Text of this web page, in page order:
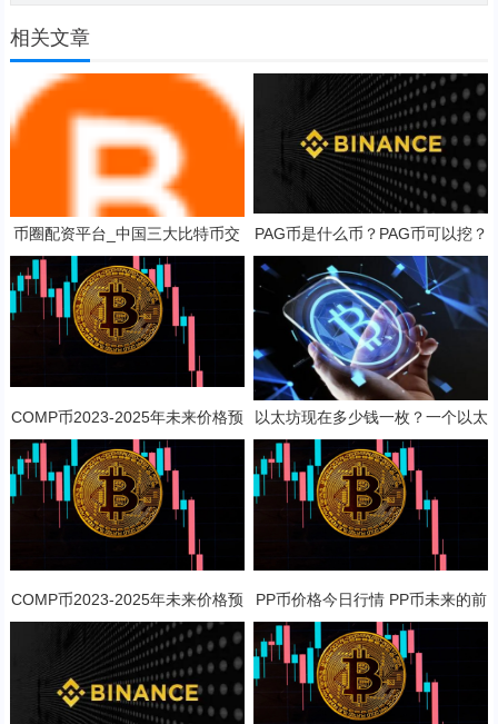
相关文章
币圈配资平台_中国三大比特币交
易平台app
PAG币是什么币？PAG币可以挖？
COMP币2023-2025年未来价格预
测 对长线持有是否值得？
以太坊现在多少钱一枚？一个以太
坊币值多少人民币？
COMP币2023-2025年未来价格预
测 对长线持有是否值得？
PP币价格今日行情 PP币未来的前
景展望